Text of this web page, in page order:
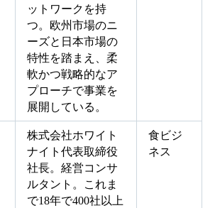
ットワークを持
つ。欧州市場のニ
ーズと日本市場の
特性を踏まえ、柔
軟かつ戦略的なア
プローチで事業を
展開している。
株式会社ホワイト
ナイト代表取締役
社長。経営コンサ
ルタント。これま
で18年で400社以上
食ビジ
ネス